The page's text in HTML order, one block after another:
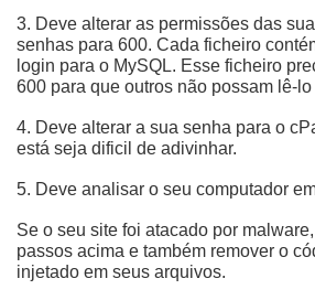
3. Deve alterar as permissões das
senhas para 600. Cada ficheiro
login para o MySQL. Esse ficheiro
600 para que outros não possam lê-
4. Deve alterar a sua senha para o
está seja dificil de adivinhar.
5. Deve analisar o seu computador
Se o seu site foi atacado por
passos acima e também remover o
injetado em seus arquivos.